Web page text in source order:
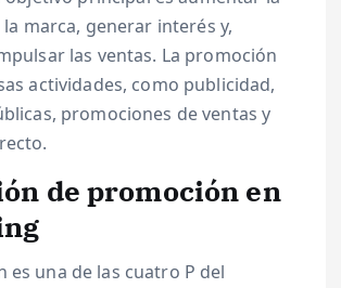
marca, generar interés y,
las ventas. La promoción
actividades, como publicidad,
promociones de ventas y
de promoción en
es una de las cuatro P del